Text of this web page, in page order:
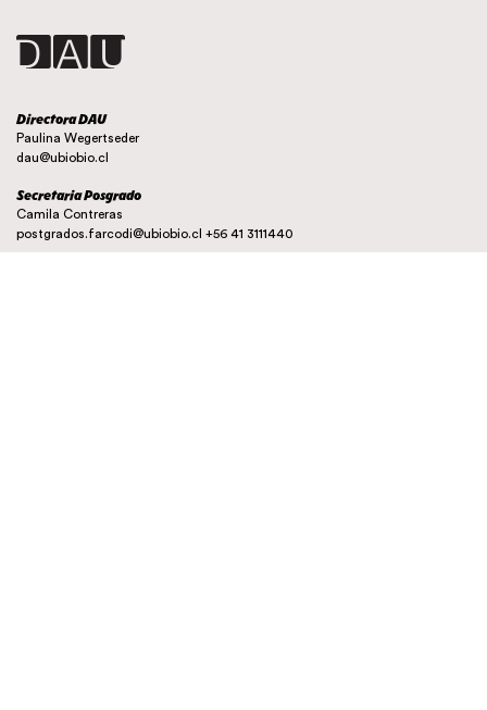
Directora DAU
Paulina Wegertseder
dau@ubiobio.cl
Secretaria Posgrado
Camila Contreras
postgrados.farcodi@ubiobio.cl +56 41 3111440